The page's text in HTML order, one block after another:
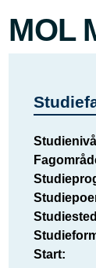
MOL
Studienivå
Studiested
Start